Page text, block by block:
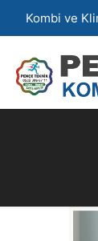
Kombi ve